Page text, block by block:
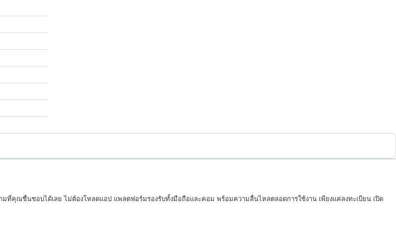
มที่คุณชื่นชอบได้เลย ไม่ต้องโหลดแอป แพลตฟอร์มรองรับทั้งมือถือและคอม พร้อมความลื่นไหลตลอดการใช้งาน เพียงแค่ลงทะเบียน เปิด